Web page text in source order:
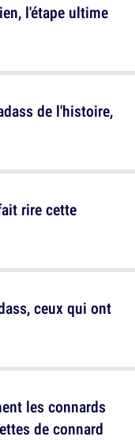
l'étape ultime
rire cette
les connards
de connard
de l'histoire,
ceux qui ont